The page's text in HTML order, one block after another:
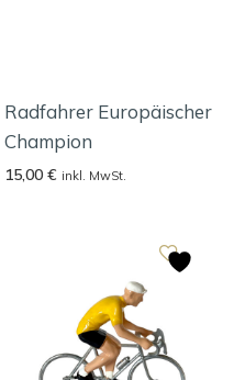
Radfahrer Europäischer
Champion
15,00 € inkl. MwSt.